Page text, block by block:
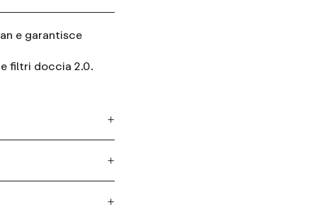
e garantisce
filtri doccia 2.0.
di metalli